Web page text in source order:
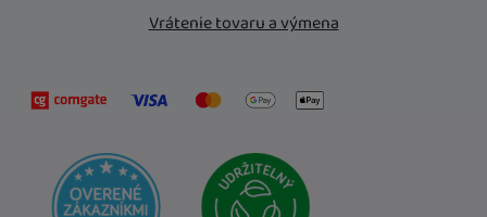
Vrátenie tovaru a výmena